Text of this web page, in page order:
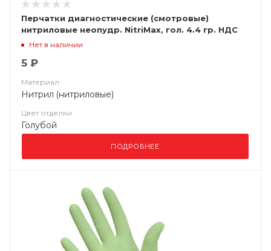
Перчатки диагностические (смотровые)
нитриловые неопудр. NitriMax, гол. 4.4 гр. НДС
(10%)
Нет в наличии
5 ₽
Материал
Нитрил (нитриловые)
Цвет отделки
Голубой
ПОДРОБНЕЕ